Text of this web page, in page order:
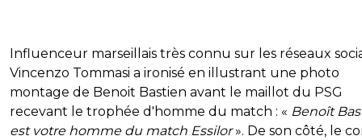
Influenceur marseillais très connu sur les réseaux
Vincenzo Tommasi a ironisé en illustrant une photo
montage de Benoit Bastien avant le maillot du PSG
recevant le trophée d'homme du match : « Benoît
est votre homme du match Essilor». De son côté, le